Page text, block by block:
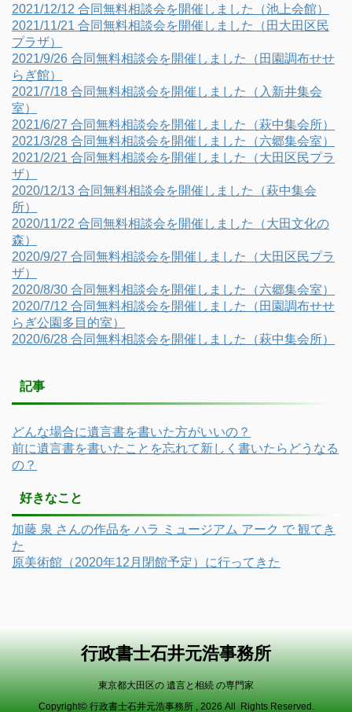
2021/12/12 合同無料相談会を開催しました（池上会館）
2021/11/21 合同無料相談会を開催しました（田大田区民
プラザ）
2021/9/26 合同無料相談会を開催しました（田園調布せせ
らぎ館）
2021/7/18 合同無料相談会を開催しました（入新井集会
室）
2021/6/27 合同無料相談会を開催しました（萩中集会所）
2021/3/28 合同無料相談会を開催しました（六郷集会室）
2021/2/21 合同無料相談会を開催しました（大田区民プラ
ザ）
2020/12/13 合同無料相談会を開催しました（萩中集会
所）
2020/11/22 合同無料相談会を開催しました（大田文化の
森）
2020/9/27 合同無料相談会を開催しました（大田区民プラ
ザ）
2020/8/30 合同無料相談会を開催しました（六郷集会室）
2020/7/12 合同無料相談会を開催しました（田園調布せせ
らぎ公園多目的室）
2020/6/28 合同無料相談会を開催しました（萩中集会所）
記事
どんな場合に遺言書を書いた方がいいの？
前に遺言書を書いたことを忘れて新しく書いたらどうなる
の？
好きなこと
加藤 泉 さんの作品を ハラ ミュージアム アーク で 観てき
た
原美術館（2020年12月閉館予定）に行ってきた
行政書士石井元浩事務所
東京都大田区の 遺言と相続 の専門家
Copyright© 行政書士石井元浩事務所 , 2026 All Rights Reserved.